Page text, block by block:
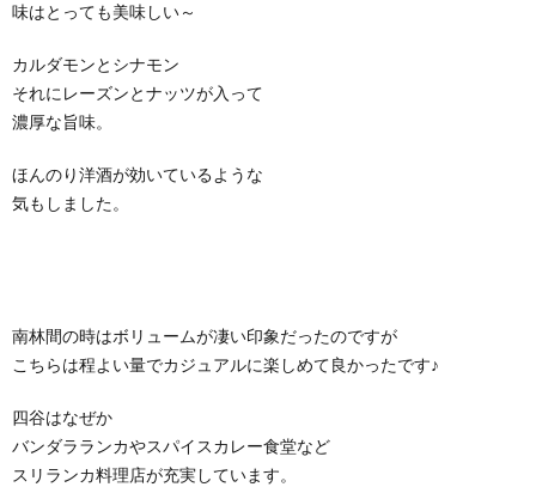
味はとっても美味しい～
カルダモンとシナモン
それにレーズンとナッツが入って
濃厚な旨味。
ほんのり洋酒が効いているような
気もしました。
南林間の時はボリュームが凄い印象だったのですが
こちらは程よい量でカジュアルに楽しめて良かったです♪
四谷はなぜか
バンダラランカやスパイスカレー食堂など
スリランカ料理店が充実しています。